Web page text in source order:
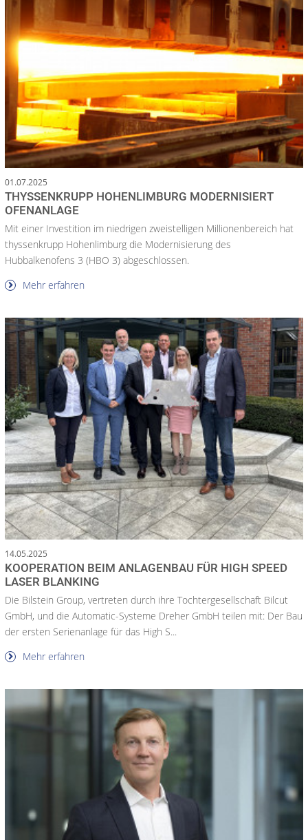
01.07.2025
THYSSENKRUPP HOHENLIMBURG MODERNISIERT
OFENANLAGE
Mit einer Investition im niedrigen zweistelligen Millionenbereich hat
thyssenkrupp Hohenlimburg die Modernisierung des
Hubbalkenofens 3 (HBO 3) abgeschlossen.
Mehr erfahren
14.05.2025
KOOPERATION BEIM ANLAGENBAU FÜR HIGH SPEED
LASER BLANKING
Die Bilstein Group, vertreten durch ihre Tochtergesellschaft Bilcut
GmbH, und die Automatic-Systeme Dreher GmbH teilen mit: Der Bau
der ersten Serienanlage für das High S...
Mehr erfahren